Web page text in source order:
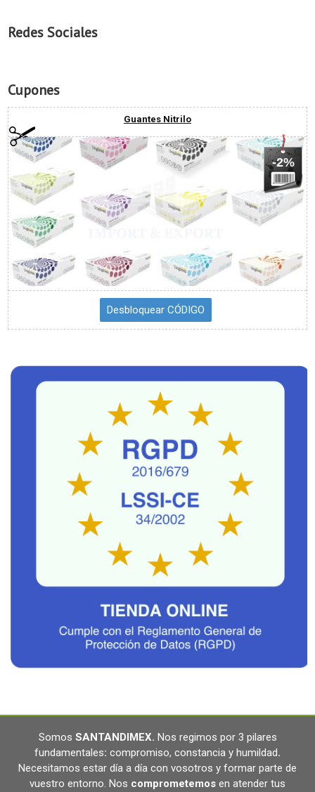
Redes Sociales
Cupones
Guantes Nitrilo
-2%
Somos SANTANDIMEX. Nos regimos por 3 pilares
fundamentales: compromiso, constancia y humildad.
Necesitamos estar día a día con vosotros y formar parte de
vuestro entorno. Nos comprometemos en atender tus